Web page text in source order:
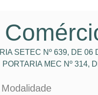
SETEC Nº 639, DE
PORTARIA MEC Nº 314,
Modalidade